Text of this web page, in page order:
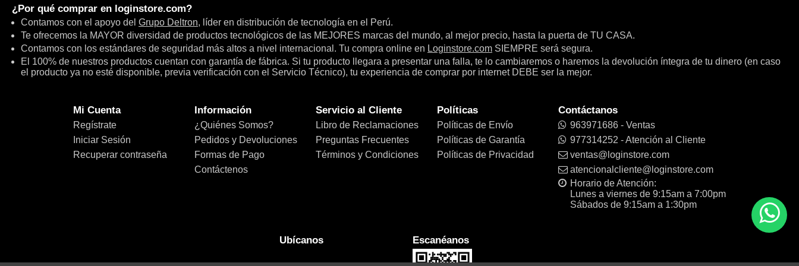
¿Por qué comprar en loginstore.com?
Contamos con el apoyo del Grupo Deltron, líder en distribución de tecnología en el Perú.
Te ofrecemos la MAYOR diversidad de productos tecnológicos de las MEJORES marcas del mundo, al mejor precio, hasta la puerta de TU CASA.
Contamos con los estándares de seguridad más altos a nivel internacional. Tu compra online en Loginstore.com SIEMPRE será segura.
El 100% de nuestros productos cuentan con garantía de fábrica. Si tu producto llegara a presentar una falla, te lo cambiaremos o haremos la devolución íntegra de tu dinero (en caso
el producto ya no esté disponible, previa verificación con el Servicio Técnico), tu experiencia de comprar por internet DEBE ser la mejor.
Mi Cuenta
Regístrate
Iniciar Sesión
Recuperar contraseña
Información
¿Quiénes Somos?
Pedidos y Devoluciones
Formas de Pago
Contáctenos
Servicio al Cliente
Libro de Reclamaciones
Preguntas Frecuentes
Términos y Condiciones
Políticas
Políticas de Envío
Políticas de Garantía
Políticas de Privacidad
Contáctanos
963971686 - Ventas
977314252 - Atención al Cliente
ventas@loginstore.com
atencionalcliente@loginstore.com
Horario de Atención:
Lunes a viernes de 9:15am a 7:00pm
Sábados de 9:15am a 1:30pm
Ubícanos Escanéanos